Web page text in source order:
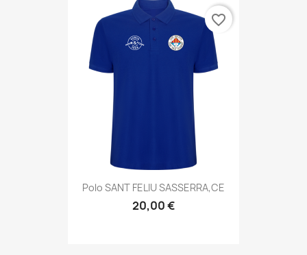
Polo SANT FELIU SASSERRA,CE
20,00 €
favorite_border